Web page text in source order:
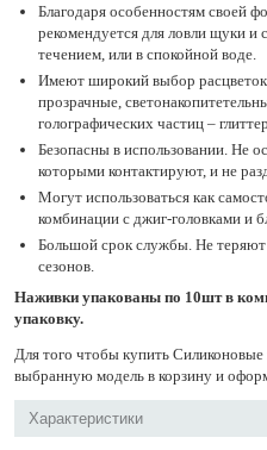
Благодаря особенностям своей
рекомендуется для ловли щуки и
течением, или в спокойной воде.
Имеют широкий выбор
прозрачные,
голографических частиц –
Безопасны в использовании. Не
которыми контактируют, и не
Могут использоваться как
комбинации с джиг-головками и
Большой срок службы. Не теряют
сезонов.
Наживки упакованы по 10шт в
упаковку.
Для того чтобы купить
выбранную модель в корзину и
Характеристики